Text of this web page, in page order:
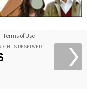
Terms of Use
RESERVED.